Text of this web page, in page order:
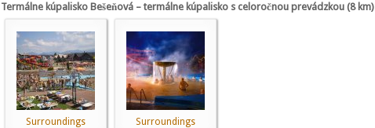
Termálne kúpalisko Bešeňová – termálne kúpalisko s celoročnou prevádzkou (8 km)
Surroundings Surroundings